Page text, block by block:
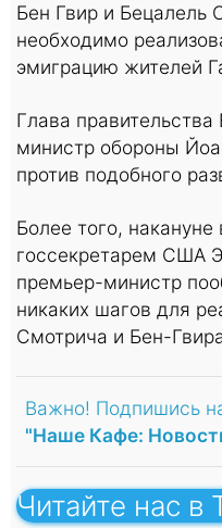
Бен Гвир и Бецалель
необходимо
эмиграцию жителей
Глава
министр обороны
против подобного
Более того,
госсекретарем США
премьер-министр
никаких шагов для
Смотрича и Бен-
Важно! Подпишись
"Наше Кафе:
Читайте нас в